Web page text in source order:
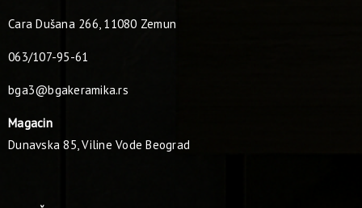
Cara Dušana 266, 11080 Zemun
063/107-95-61
bga3@bgakeramika.rs
Magacin
Dunavska 85, Viline Vode Beograd